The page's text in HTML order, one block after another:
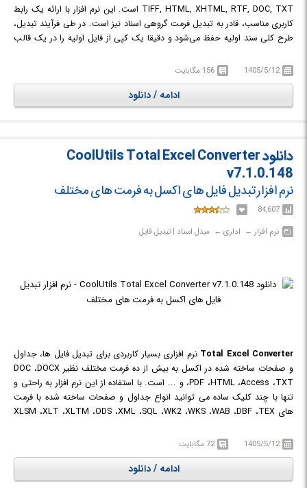
TIFF, HTML, XHTML, RTF, DOC, TXT است. این نرم افزار با ارائه یک رابط
کاربری مناسب، قادر به تبدیل فرمت گروهی اسناد نیز است. در طی فرآیند تبدیل،
طرح کلی سند اولیه حفظ می‌شود و دقیقا یک کپی از فایل اولیه را در یک قالب
در برنامه ارائه شده است که در دستیابی به نتایج عالی کمک می کند. برای مثال
می توانید فایل پی دی اف خروجی را رمزگذاری کنید یا چندین سند ورودی Word
از طریق خط فرمان اجرا شود.
1405/5/12 156 مگابایت
ادامه / دانلود
دانلود CoolUtils Total Excel Converter
v7.1.0.148
نرم افزار تبدیل فایل های اکسل به فرمت های مختلف
84,607
نرم افزار‎ ← ‏ اداری‎ ← ‏ مبدل اسناد | تبدیل فایل
Total Excel Converter نرم افزاری بسیار کاربردی برای تبدیل فایل ها، جداول
و صفحات ساخته شده در اکسل به بیش از ده فرمت مختلف نظیر DOC ،DOCX
،PDF ،HTML ،Access ،TXT و ... است. با استفاده از این نرم افزار به راحتی و
تنها با چند کلیک ساده می توانید انواع جداول و صفحات ساخته شده با فرمت
های XLSM ،XLT ،XLTM ،ODS ،XML ،SQL ،WK2 ،WKS ،WAB ،DBF ،TEX
،SQL ،CSV ،Lotus ،DBF ،TEX ،DIFF ،SYLK و LaTeX تبدیل نمایید.
1405/5/12 72 مگابایت
ادامه / دانلود